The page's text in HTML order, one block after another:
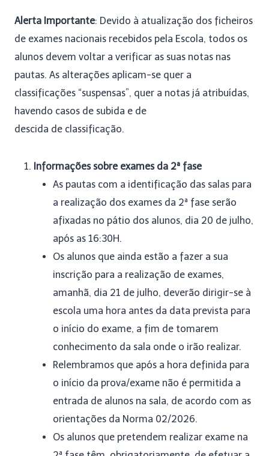
Alerta Importante: Devido à atualização dos ficheiros
de exames nacionais recebidos pela Escola, todos os
alunos devem voltar a verificar as suas notas nas
pautas. As alterações aplicam-se quer a
classificações “suspensas”, quer a notas já atribuídas,
havendo casos de subida e de
descida de classificação.
Informações sobre exames da 2ª fase
As pautas com a identificação das salas para
a realização dos exames da 2ª fase serão
afixadas no pátio dos alunos, dia 20 de julho,
após as 16:30H.
Os alunos que ainda estão a fazer a sua
inscrição para a realização de exames,
amanhã, dia 21 de julho, deverão dirigir-se à
escola uma hora antes da data prevista para
o início do exame, a fim de tomarem
conhecimento da sala onde o irão realizar.
Relembramos que após a hora definida para
o início da prova/exame não é permitida a
entrada de alunos na sala, de acordo com as
orientações da Norma 02/2026.
Os alunos que pretendem realizar exame na